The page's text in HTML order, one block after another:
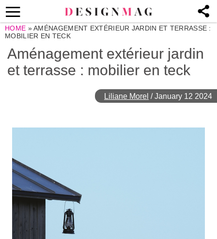
HOME »AMÉNAGEMENT EXTÉRIEUR JARDIN ET TERRASSE :
MOBILIER EN TECK
Aménagement extérieur jardin
et terrasse : mobilier en teck
Liliane Morel /January 12 2024